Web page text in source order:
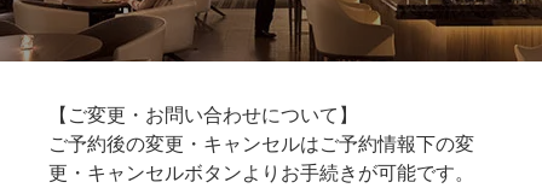
【ご変更・お問い合わせについて】
ご予約後の変更・キャンセルはご予約情報下の変
更・キャンセルボタンよりお手続きが可能です。